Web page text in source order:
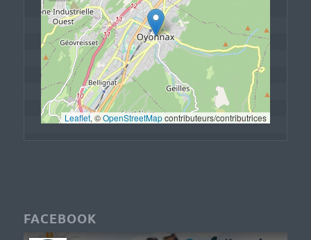
Leaflet, © OpenStreetMap contributeurs/contributrices
FACEBOOK